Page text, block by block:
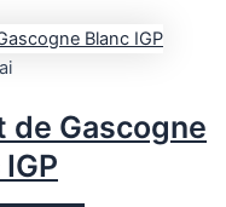
de Gascogne